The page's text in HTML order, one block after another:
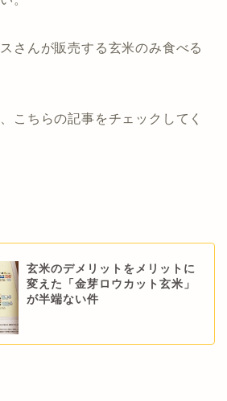
さんが販売する玄米のみ食べる
こちらの記事をチェックしてく
玄米のデメリットをメリットに
変えた「金芽ロウカット玄米」
が半端ない件